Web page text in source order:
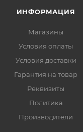
ИНФОРМАЦИЯ
Магазины
Условия оплаты
Условия доставки
Гарантия на товар
Реквизиты
Политика
Производители